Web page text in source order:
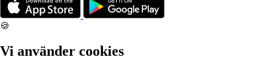
🍪
Vi använder cookies